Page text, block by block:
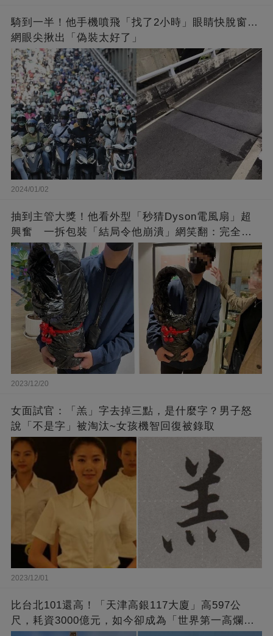
騎到一半！他手機噴飛「找了2小時」眼睛快脫窗…
網眼尖揪出「偽裝太好了」
2024/01/02
抽到主管大獎！他看外型「秒猜Dyson電風扇」超
興奮 一拆包裝「結局令他崩潰」網笑翻：完全想
不到～
2023/12/20
女面試官：「羔」字去掉三點，是什麼字？男子怒
說「不是字」被淘汰~女孩機智回復被錄取
2023/12/01
比台北101還高！「天津高銀117大廈」高597公
尺，耗資3000億元，如今卻成為「世界第一高爛尾